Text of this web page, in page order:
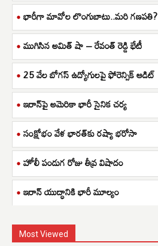
భారీగా మావోల లొంగుబాటు..మరి గణపతి?
ముగిసిన అమిత్ షా – రేవంత్ రెడ్డి భేటీ
25 వేల బోగస్ ఉద్యోగులపై ఫోరెన్సిక్ ఆడిట్
ఇరాన్‌పై అమెరికా భారీ సైనిక చర్య
సంక్షోభం వేళ భారత్‌కు రష్యా భరోసా
హోలీ పండుగ రోజు తీవ్ర విషాదం
ఇరాన్ యుద్ధానికి భారీ మూల్యం
Most Viewed